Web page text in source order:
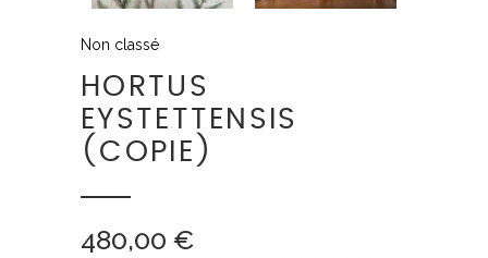
Non classé
HORTUS
EYSTETTENSIS
(COPIE)
480,00 €